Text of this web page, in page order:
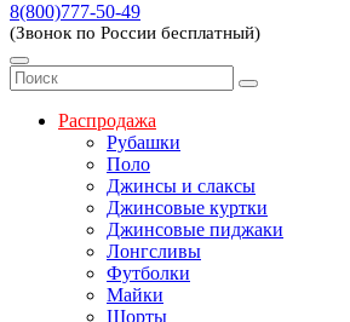
8(800)777-50-49
(Звонок по России бесплатный)
Распродажа
Рубашки
Поло
Джинсы и слаксы
Джинсовые куртки
Джинсовые пиджаки
Лонгсливы
Футболки
Майки
Шорты